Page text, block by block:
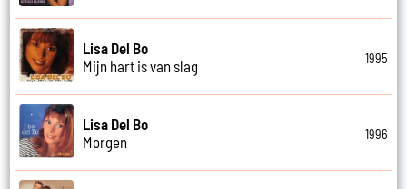
Lisa Del Bo
Mijn hart is van slag
1995
Lisa Del Bo
Morgen
1996